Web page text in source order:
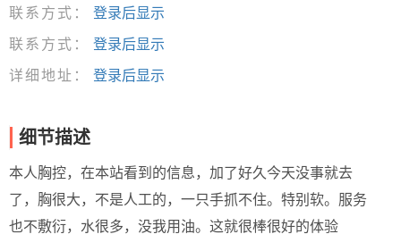
联系方式：
登录后显示
联系方式：
登录后显示
详细地址：
登录后显示
细节描述
本人胸控，在本站看到的信息，加了好久今天没事就去
了，胸很大，不是人工的，一只手抓不住。特别软。服务
也不敷衍，水很多，没我用油。这就很棒很好的体验